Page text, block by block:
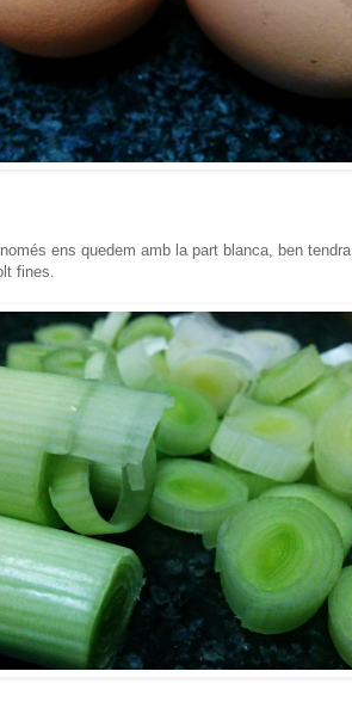
ens quedem amb la part blanca, ben tendra.
fines.